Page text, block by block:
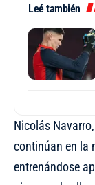
Leé también
Nicolás
continúan en la
entrenándose